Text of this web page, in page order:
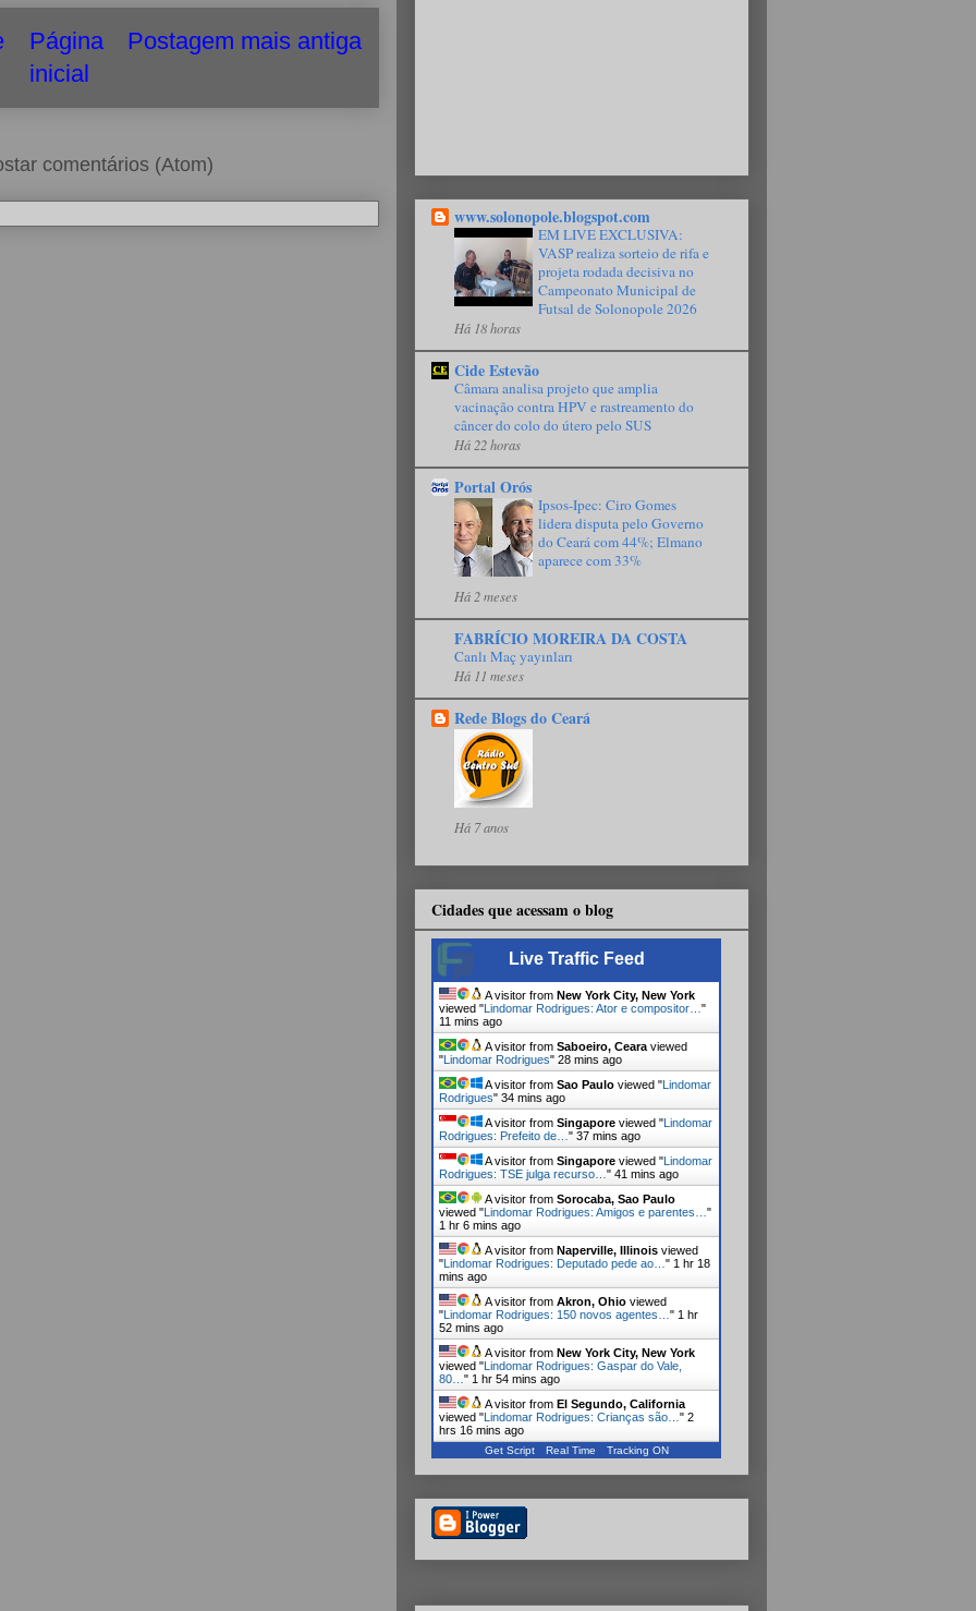
Postagem mais antiga
Página
inicial
comentários (Atom)
www.solonopole.blogspot.com
EM LIVE EXCLUSIVA:
VASP realiza sorteio de rifa e
projeta rodada decisiva no
Campeonato Municipal de
Futsal de Solonopole 2026
Há 18 horas
Cide Estevão
Câmara analisa projeto que amplia
vacinação contra HPV e rastreamento do
câncer do colo do útero pelo SUS
Há 22 horas
Portal Orós
Ipsos-Ipec: Ciro Gomes
lidera disputa pelo Governo
do Ceará com 44%; Elmano
aparece com 33%
Há 2 meses
FABRÍCIO MOREIRA DA COSTA
Canlı Maç yayınları
Há 11 meses
Rede Blogs do Ceará
Há 7 anos
Cidades que acessam o blog
Live Traffic Feed
A visitor from New York City, New York
viewed " Lindomar Rodrigues: Ator e compositor… "
11 mins ago
A visitor from Saboeiro, Ceara viewed
" Lindomar Rodrigues" 28 mins ago
A visitor from Sao Paulo viewed " Lindomar
Rodrigues" 34 mins ago
A visitor from Singapore viewed " Lindomar
Rodrigues: Prefeito de… " 37 mins ago
A visitor from Singapore viewed " Lindomar
Rodrigues: TSE julga recurso… " 41 mins ago
A visitor from Sorocaba, Sao Paulo
viewed " Lindomar Rodrigues: Amigos e parentes… "
1 hr 6 mins ago
A visitor from Naperville, Illinois viewed
" Lindomar Rodrigues: Deputado pede ao… " 1 hr 18
mins ago
A visitor from Akron, Ohio viewed
" Lindomar Rodrigues: 150 novos agentes… " 1 hr
52 mins ago
A visitor from New York City, New York
viewed " Lindomar Rodrigues: Gaspar do Vale,
80… " 1 hr 54 mins ago
A visitor from El Segundo, California
viewed " Lindomar Rodrigues: Crianças são… " 2
hrs 16 mins ago
Get Script Real Time Tracking ON